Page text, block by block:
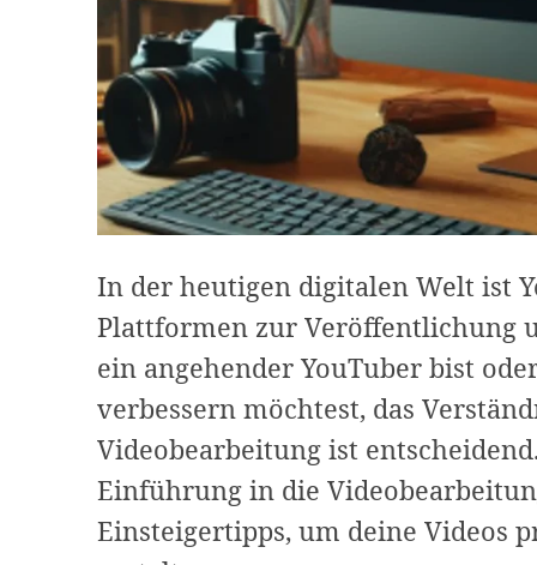
In der heutigen digitalen Welt ist
Plattformen zur Veröffentlichung
ein angehender YouTuber bist
verbessern möchtest, das
Videobearbeitung ist
Einführung in die
Einsteigertipps, um deine Videos